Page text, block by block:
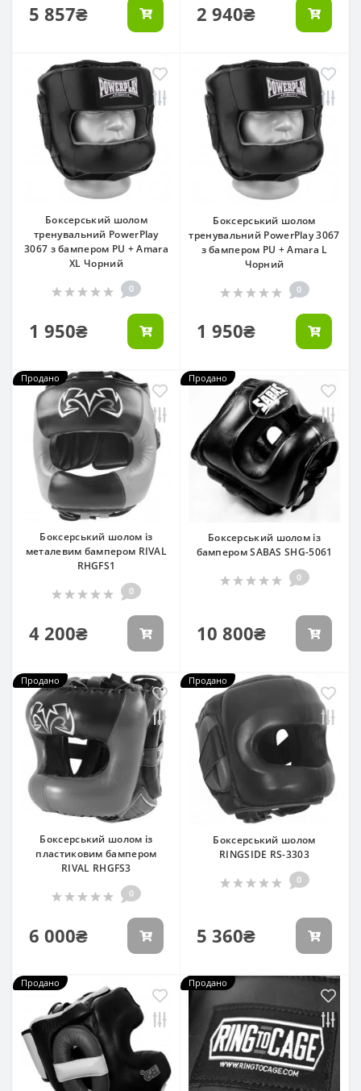
5 857₴ 2 940₴
Боксерський шолом
тренувальний PowerPlay
3067 з бампером PU + Amara
XL Чорний
0
1 950₴
Боксерський шолом
тренувальний PowerPlay 3067
з бампером PU + Amara L
Чорний
0
1 950₴
Продано
Боксерський шолом із
металевим бампером RIVAL
RHGFS1
0
4 200₴
Продано
Боксерський шолом із
бампером SABAS SHG-5061
0
10 800₴
Продано
Боксерський шолом із
пластиковим бампером
RIVAL RHGFS3
0
6 000₴
Продано
Боксерський шолом
RINGSIDE RS-3303
0
5 360₴
Продано Продано